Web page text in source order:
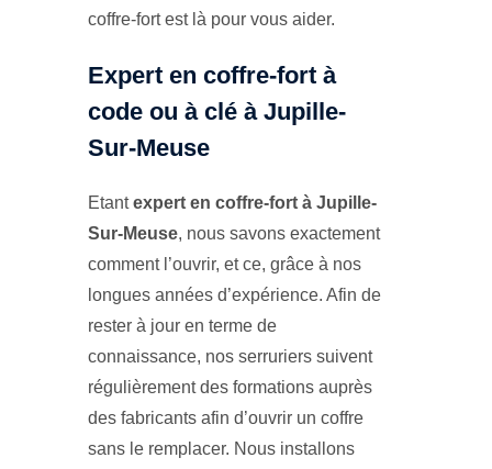
coffre-fort est là pour vous aider.
Expert en coffre-fort à
code ou à clé à Jupille-
Sur-Meuse
Etantexpert en coffre-fort à Jupille-
Sur-Meuse, nous savons exactement
comment l’ouvrir, et ce, grâce à nos
longues années d’expérience. Afin de
rester à jour en terme de
connaissance, nos serruriers suivent
régulièrement des formations auprès
des fabricants afin d’ouvrir un coffre
sans le remplacer. Nous installons